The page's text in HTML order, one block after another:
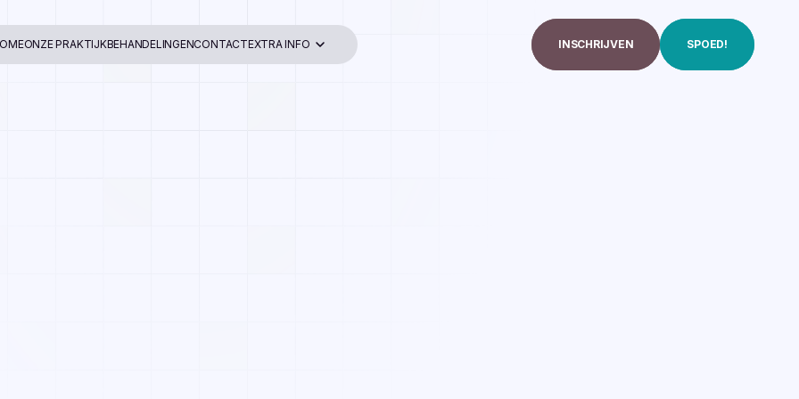
ONZE PRAKTIJKBEHANDELINGENCONTACTEXTRA INFO INSCHRIJVEN SPOED!